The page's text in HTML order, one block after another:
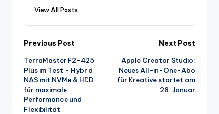
View All Posts
Post
navigation
Previous Post
TerraMaster F2-425
Plus im Test – Hybrid
NAS mit NVMe & HDD
für maximale
Performance und
Flexibilität
Next Post
Apple Creator Studio:
Neues All-in-One-Abo
für Kreative startet am
28. Januar